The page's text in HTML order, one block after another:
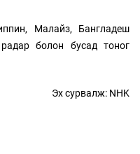
Малайз, Бангладеш
болон бусад тоног
Эх сурвалж: NHK